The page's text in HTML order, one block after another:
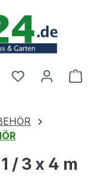
/ 3 x 4 m